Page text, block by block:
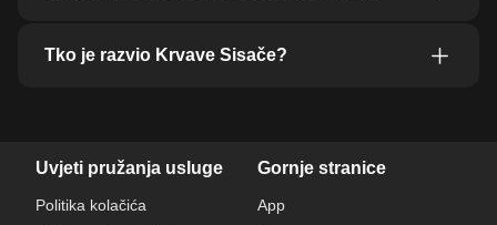
Tko je razvio Krvave Sisače?
Uvjeti pružanja usluge
Politika kolačića
Gornje stranice
App